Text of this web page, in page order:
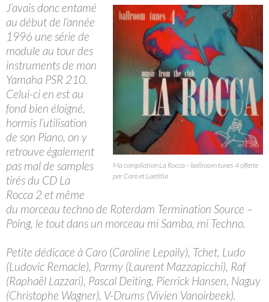
Ma compilation La Rocca – ballroom tunes 4 offerte
par Caro et Laetitia
J’avais donc entamé
au début de l’année
1996 une série de
module au tour des
instruments de mon
Yamaha PSR 210.
Celui-ci en est au
fond bien éloigné,
hormis l’utilisation
de son Piano, on y
retrouve également
pas mal de samples
tirés du CD La
Rocca 2 et même
du morceau techno de Roterdam Termination Source –
Poing, le tout dans un morceau mi Samba, mi Techno.
Petite dédicace à Caro (Caroline Lepaily), Tchet, Ludo
(Ludovic Remacle), Parmy (Laurent Mazzapicchi), Raf
(Raphaël Lazzari), Pascal Deiting, Pierrick Hansen, Naguy
(Christophe Wagner), V-Drums (Vivien Vanoirbeek).